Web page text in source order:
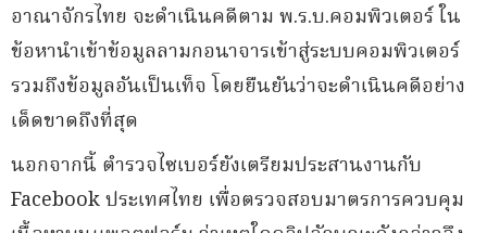
อาณาจักรไทย จะดำเนินคดีตาม พ.ร.บ.คอมพิวเตอร์ ใน
ข้อหานำเข้าข้อมูลลามกอนาจารเข้าสู่ระบบคอมพิวเตอร์
รวมถึงข้อมูลอันเป็นเท็จ โดยยืนยันว่าจะดำเนินคดีอย่าง
เด็ดขาดถึงที่สุด
นอกจากนี้ ตำรวจไซเบอร์ยังเตรียมประสานงานกับ
Facebook ประเทศไทย เพื่อตรวจสอบมาตรการควบคุม